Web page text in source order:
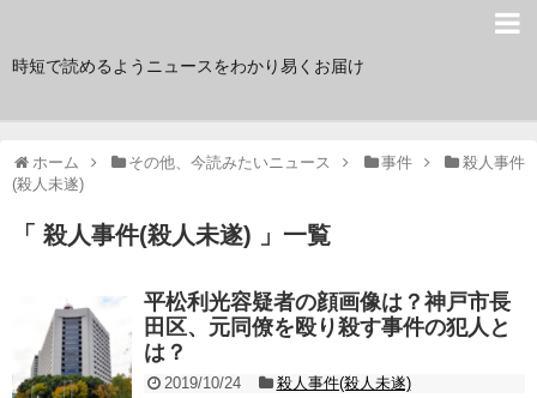
時短で読めるようニュースをわかり易くお届け
ホーム その他、今読みたいニュース 事件
殺人事件
(殺人未遂)
「 殺人事件(殺人未遂) 」一覧
平松利光容疑者の顔画像は？神戸市長
田区、元同僚を殴り殺す事件の犯人と
は？
2019/10/24
殺人事件(殺人未遂)